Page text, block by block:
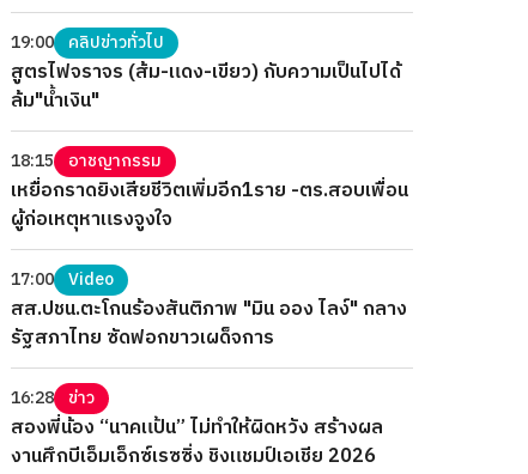
19:00 คลิปข่าวทั่วไป
สูตรไฟจราจร (ส้ม-แดง-เขียว) กับความเป็นไปได้
ล้ม"น้ำเงิน"
18:15 อาชญากรรม
เหยื่อกราดยิงเสียชีวิตเพิ่มอีก1ราย -ตร.สอบเพื่อน
ผู้ก่อเหตุหาแรงจูงใจ
17:00 Video
สส.ปชน.ตะโกนร้องสันติภาพ "มิน ออง ไลง์" กลาง
รัฐสภาไทย ซัดฟอกขาวเผด็จการ
16:28 ข่าว
สองพี่น้อง “นาคแป้น” ไม่ทำให้ผิดหวัง สร้างผล
งานศึกบีเอ็มเอ็กซ์เรซซิ่ง ชิงแชมป์เอเชีย 2026